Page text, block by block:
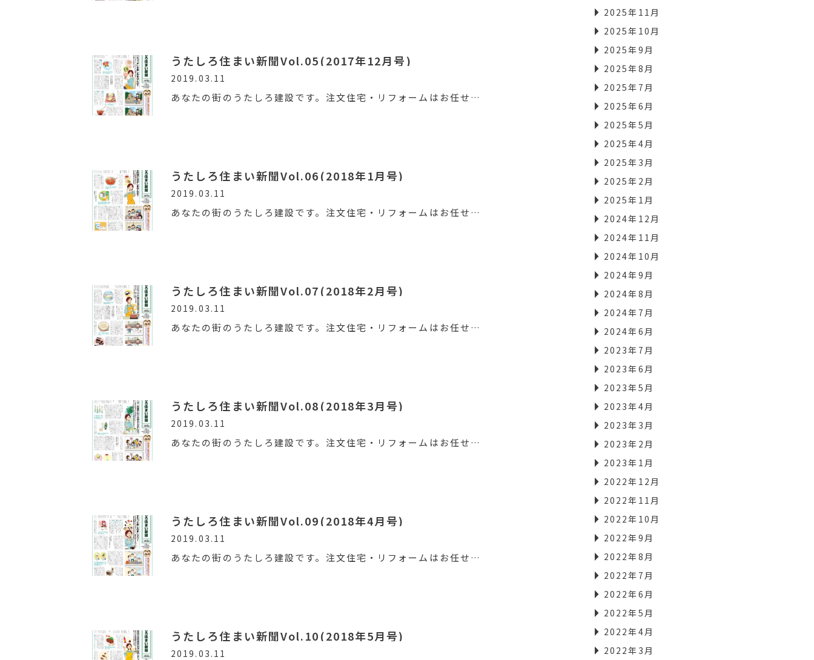
うたしろ住まい新聞Vol.05(2017年12月号)
2019.03.11
あなたの街のうたしろ建設です。注文住宅・リフォームはお任せ…
うたしろ住まい新聞Vol.06(2018年1月号)
2019.03.11
あなたの街のうたしろ建設です。注文住宅・リフォームはお任せ…
うたしろ住まい新聞Vol.07(2018年2月号)
2019.03.11
あなたの街のうたしろ建設です。注文住宅・リフォームはお任せ…
うたしろ住まい新聞Vol.08(2018年3月号)
2019.03.11
あなたの街のうたしろ建設です。注文住宅・リフォームはお任せ…
うたしろ住まい新聞Vol.09(2018年4月号)
2019.03.11
あなたの街のうたしろ建設です。注文住宅・リフォームはお任せ…
うたしろ住まい新聞Vol.10(2018年5月号)
2019.03.11
2025年11月
2025年10月
2025年9月
2025年8月
2025年7月
2025年6月
2025年5月
2025年4月
2025年3月
2025年2月
2025年1月
2024年12月
2024年11月
2024年10月
2024年9月
2024年8月
2024年7月
2024年6月
2023年7月
2023年6月
2023年5月
2023年4月
2023年3月
2023年2月
2023年1月
2022年12月
2022年11月
2022年10月
2022年9月
2022年8月
2022年7月
2022年6月
2022年5月
2022年4月
2022年3月